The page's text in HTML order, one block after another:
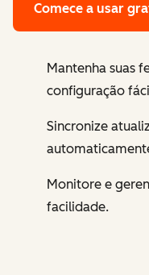
Comece a usar
Mantenha suas
configuração
Sincronize
Monitore e
facilidade.